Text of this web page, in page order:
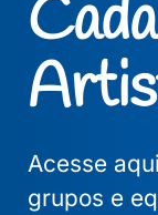
Acesse
grupos e